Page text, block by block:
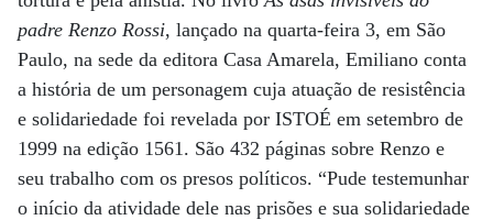
padre Renzo Rossi, lançado na quarta-feira 3, em São
Paulo, na sede da editora Casa Amarela, Emiliano conta
a história de um personagem cuja atuação de resistência
e solidariedade foi revelada por ISTOÉ em setembro de
1999 na edição 1561. São 432 páginas sobre Renzo e
seu trabalho com os presos políticos. “Pude testemunhar
o início da atividade dele nas prisões e sua solidariedade